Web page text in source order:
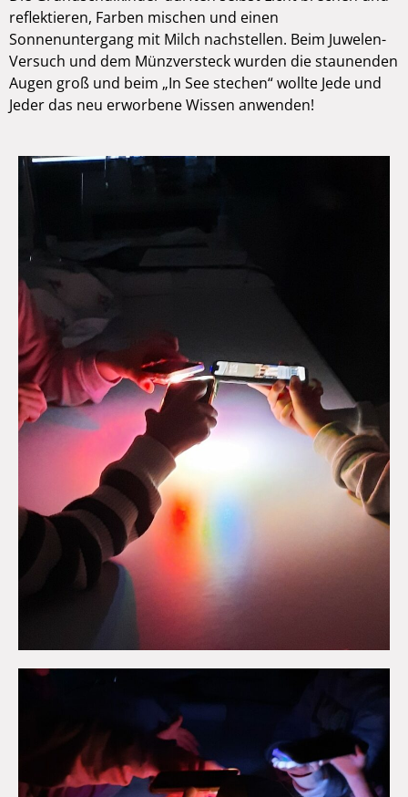
reflektieren, Farben mischen und einen
Sonnenuntergang mit Milch nachstellen. Beim Juwelen-
Versuch und dem Münzversteck wurden die staunenden
Augen groß und beim „In See stechen“ wollte Jede und
Jeder das neu erworbene Wissen anwenden!